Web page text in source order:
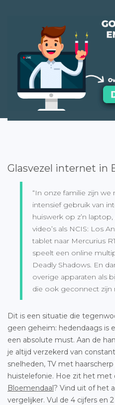
Glasvezel internet in
“In onze familie zijn
intensief gebruik van
huiswerk op z’n
video’s als NCIS: Los
tablet naar Mercurius
speelt een online
Deadly Shadows. En
overige apparaten als
die ook geconnect zijn
Dit is een situatie die
geen geheim: hedendaags is
een absolute must. Aan de
je altijd verzekerd van
snelheden, TV met
huistelefonie. Hoe zit het met
Bloemendaal? Vind uit of het
vergelijker. Vul de 4 cijfers en